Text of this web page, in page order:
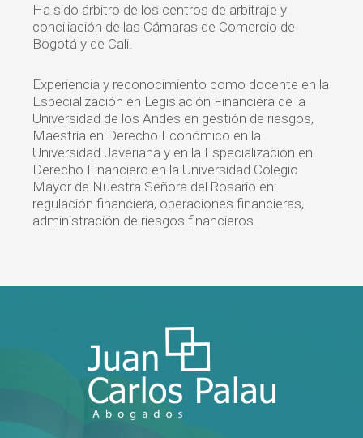
Ha sido árbitro de los centros de arbitraje y
conciliación de las Cámaras de Comercio de
Bogotá y de Cali.
Experiencia y reconocimiento como docente en la
Especialización en Legislación Financiera de la
Universidad de los Andes en gestión de riesgos,
Maestría en Derecho Económico en la
Universidad Javeriana y en la Especialización en
Derecho Financiero en la Universidad Colegio
Mayor de Nuestra Señora del Rosario en:
regulación financiera, operaciones financieras,
administración de riesgos financieros.